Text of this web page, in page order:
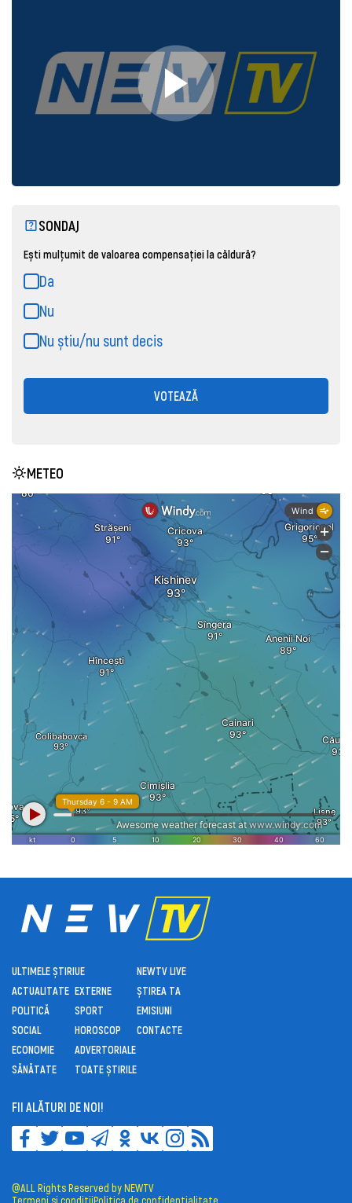
SONDAJ
Ești mulțumit de valoarea compensației la căldură?
Da
Nu
Nu știu/nu sunt decis
VOTEAZĂ
METEO
ULTIMELE ȘTIRI
ACTUALITATE
POLITICĂ
SOCIAL
ECONOMIE
SĂNĂTATE
UE
EXTERNE
SPORT
HOROSCOP
ADVERTORIALE
TOATE ȘTIRILE
NEWTV LIVE
ȘTIREA TA
EMISIUNI
CONTACTE
FII ALĂTURI DE NOI!
@ALL Rights Reserved by NEWTV